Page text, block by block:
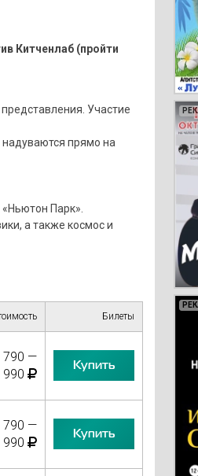
Китченлаб (пройти
Участие
прямо на
Парк».
а также космос и
Билеты
790 —
990
Купить
790 —
990
Купить